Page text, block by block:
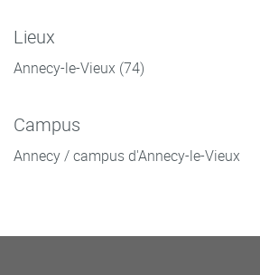
Lieux
Annecy-le-Vieux (74)
Campus
Annecy / campus d'Annecy-le-Vieux